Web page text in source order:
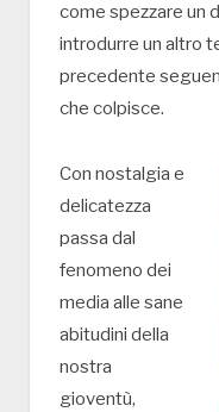
come spezzare un
introdurre un altro
precedente
che colpisce.
Con nostalgia e
delicatezza
passa dal
fenomeno dei
media alle sane
abitudini della
nostra
gioventù,